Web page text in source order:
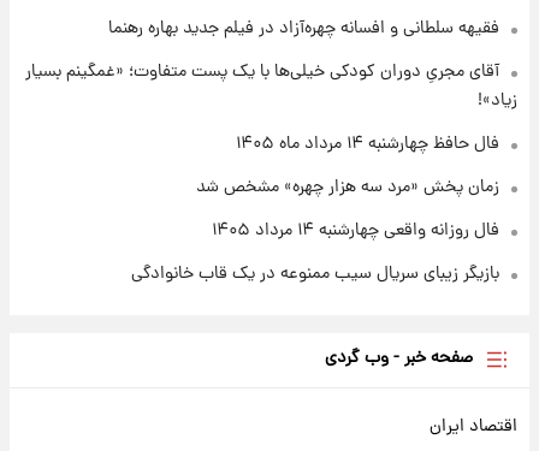
۲۰ ساعت پیش
۱۴۰۵/کاهش قیمت طلا و سکه
فقیهه سلطانی و افسانه چهره‌آزاد در فیلم جدید بهاره رهنما
آقای مجریِ دوران کودکی خیلی‌ها با یک پست متفاوت؛ «غمگینم بسیار
زیاد»!
فال حافظ چهارشنبه ۱۴ مرداد ماه ۱۴۰۵
زمان پخش «مرد سه هزار چهره» مشخص شد
فال روزانه واقعی چهارشنبه ۱۴ مرداد ۱۴۰۵
بازیگر زیبای سریال سیب ممنوعه در یک قاب خانوادگی
صفحه خبر - وب گردی
اقتصاد ایران